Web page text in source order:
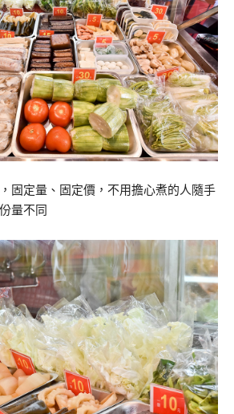
固定量、固定價，不用擔心煮的人隨手
量不同